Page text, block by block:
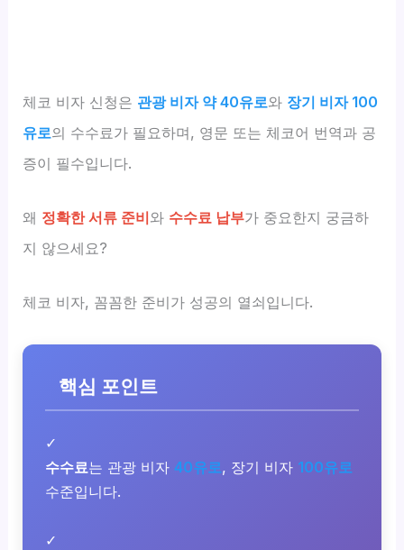
체코 비자 신청은 관광 비자 약 40유로와 장기 비자 100
유로의 수수료가 필요하며, 영문 또는 체코어 번역과 공
증이 필수입니다.
왜 정확한 서류 준비와 수수료 납부가 중요한지 궁금하
지 않으세요?
체코 비자, 꼼꼼한 준비가 성공의 열쇠입니다.
핵심 포인트
✓
수수료는 관광 비자40유로, 장기 비자 100유로
수준입니다.
✓